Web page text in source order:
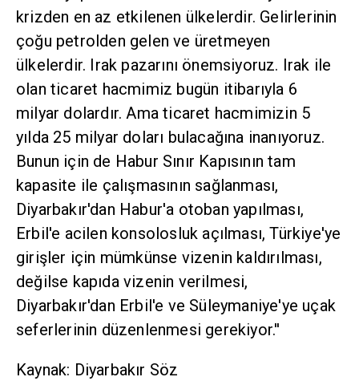
krizden en az etkilenen ülkelerdir. Gelirlerinin
çoğu petrolden gelen ve üretmeyen
ülkelerdir. Irak pazarını önemsiyoruz. Irak ile
olan ticaret hacmimiz bugün itibarıyla 6
milyar dolardır. Ama ticaret hacmimizin 5
yılda 25 milyar doları bulacağına inanıyoruz.
Bunun için de Habur Sınır Kapısının tam
kapasite ile çalışmasının sağlanması,
Diyarbakır'dan Habur'a otoban yapılması,
Erbil'e acilen konsolosluk açılması, Türkiye'ye
girişler için mümkünse vizenin kaldırılması,
değilse kapıda vizenin verilmesi,
Diyarbakır'dan Erbil'e ve Süleymaniye'ye uçak
seferlerinin düzenlenmesi gerekiyor.''
Kaynak: Diyarbakır Söz